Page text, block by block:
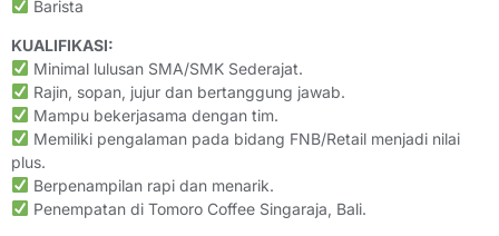
Barista
KUALIFIKASI:
Minimal lulusan SMA/SMK Sederajat.
Rajin, sopan, jujur dan bertanggung jawab.
Mampu bekerjasama dengan tim.
Memiliki pengalaman pada bidang FNB/Retail menjadi nilai
plus.
Berpenampilan rapi dan menarik.
Penempatan di Tomoro Coffee Singaraja, Bali.